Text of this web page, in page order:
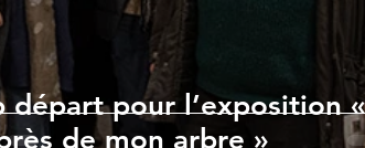
départ pour l’exposition «
de mon arbre »